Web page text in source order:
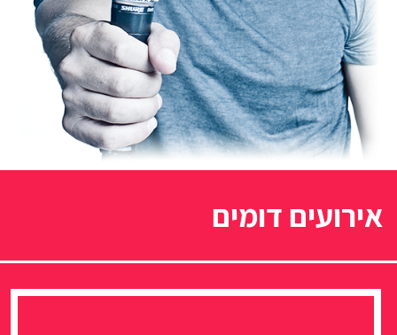
אירועים דומים